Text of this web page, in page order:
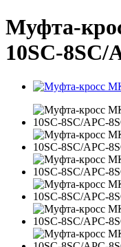
Муфта-
10SC-8SC/